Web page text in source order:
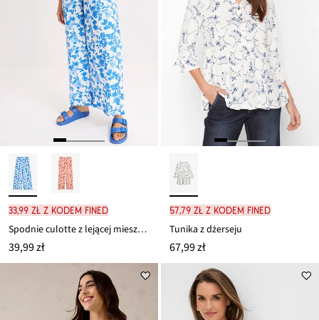
33,99 zł z kodem FINED
Spodnie culotte z lejącej mieszanki wiskozy
39,99 zł
57,79 zł z kodem FINED
Tunika z dżerseju
67,99 zł